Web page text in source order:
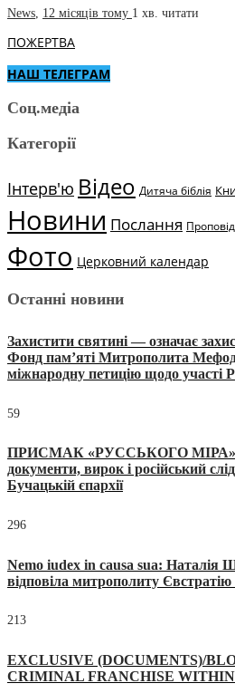
News, 12 місяців тому 1 хв. читати
ПОЖЕРТВА
НАШ ТЕЛЕГРАМ
Соц.медіа
Категорії
Інтерв'ю Відео Дитяча біблія
Новини Послання
Фото Церковний календар
Останні новини
Захистити святині — означає
Фонд пам’яті Митрополита
міжнародну петицію щодо
59
ПРИСМАК «РУССЬКОГО МІРА»
документи, вирок і російський
Бучацькій єпархії
296
Nemo iudex in causa sua: Наталія
відповіла митрополиту Євстратію
213
EXCLUSIVE (DOCUMENTS)/
CRIMINAL FRANCHISE